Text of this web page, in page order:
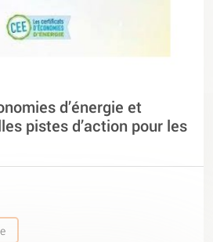
d’énergie et
pistes d’action pour les